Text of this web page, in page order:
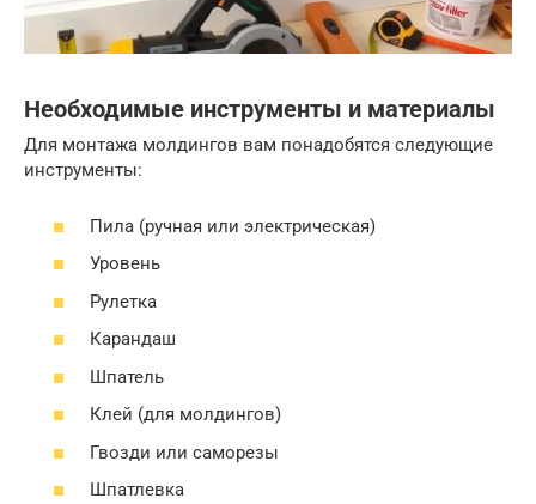
Необходимые инструменты и материалы
Для монтажа молдингов вам понадобятся следующие
инструменты:
Пила (ручная или электрическая)
Уровень
Рулетка
Карандаш
Шпатель
Клей (для молдингов)
Гвозди или саморезы
Шпатлевка